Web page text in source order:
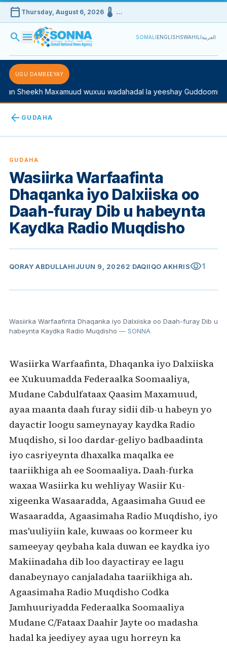
calendar_today Thursday, August 6, 2026device_thermostat …
search menu SOMALIENGLISHSWAHILIالعربية
UGU DAMBEEYAY
Sheekh Maxamuud wuxuu wadahadal la yeeshay
arrow_back GUDAHA
GUDAHA
Wasiirka Warfaafinta
Dhaqanka iyo Dalxiiska oo
Daah-furay Dib u habeynta
Kaydka Radio Muqdisho
QORAY ABDULLAHIJUUN 9, 20262 DAQIIQO AKHRISvisibility1
Wasiirka Warfaafinta Dhaqanka iyo Dalxiiska oo Daah-furay Dib u
habeynta Kaydka Radio Muqdisho — SONNA
Wasiirka Warfaafinta, Dhaqanka iyo Dalxiiska
ee Xukuumadda Federaalka Soomaaliya,
Mudane Cabdulfataax Qaasim Maxamuud,
ayaa maanta daah furay sidii dib-u habeyn yo
dayactir loogu sameynayay kaydka Radio
Muqdisho, si loo dardar-geliyo badbaadinta
iyo casriyeynta dhaxalka maqalka ee
taariikhiga ah ee Soomaaliya. Daah-furka
waxaa Wasiirka ku wehliyay Wasiir Ku-
xigeenka Wasaaradda, Agaasimaha Guud ee
Wasaaradda, Agaasimaha Radio Muqdisho, iyo
mas'uuliyiin kale, kuwaas oo kormeer ku
sameeyay qeybaha kala duwan ee kaydka iyo
Makiinadaha dib loo dayactiray ee lagu
danabeynayo canjaladaha taariikhiga ah.
Agaasimaha Radio Muqdisho Codka
Jamhuuriyadda Federaalka Soomaaliya
Mudane C/Fataax Daahir Jayte oo madasha
hadal ka jeediyey ayaa ugu horreyn ka